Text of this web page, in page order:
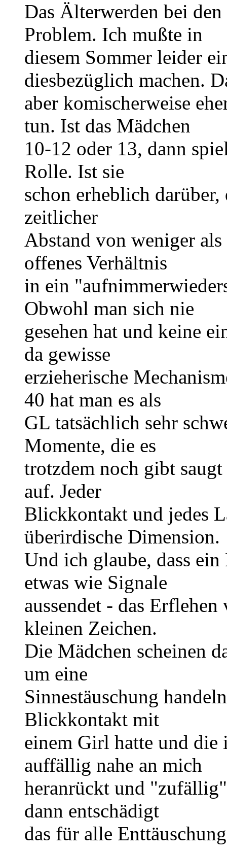
Das Älterwerden bei
Problem. Ich mußte in
diesem Sommer leider
diesbezüglich machen.
aber komischerweise
tun. Ist das Mädchen
10-12 oder 13, dann
Rolle. Ist sie
schon erheblich
zeitlicher
Abstand von weniger
offenes Verhältnis
in ein
Obwohl man sich nie
gesehen hat und keine
da gewisse
erzieherische
40 hat man es als
GL tatsächlich sehr
Momente, die es
trotzdem noch gibt
auf. Jeder
Blickkontakt und jedes
überirdische Dimension.
Und ich glaube, dass
etwas wie Signale
aussendet - das
kleinen Zeichen.
Die Mädchen scheinen
um eine
Sinnestäuschung
Blickkontakt mit
einem Girl hatte und die
auffällig nahe an mich
heranrückt und
dann entschädigt
das für alle